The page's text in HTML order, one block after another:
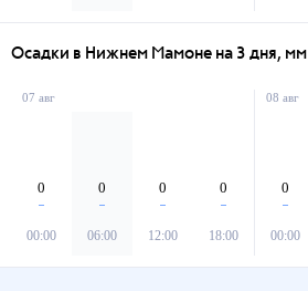
Осадки в Нижнем Мамоне на 3 дня, мм
07 авг
0
00:00
0
06:00
0
12:00
0
18:00
08 авг
0
00:00